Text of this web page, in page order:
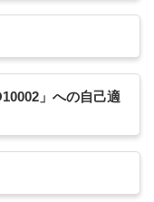
」への自己適